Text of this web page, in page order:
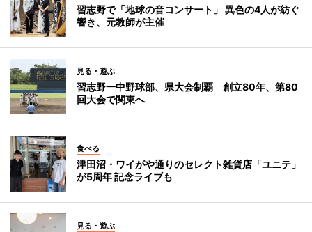
習志野で「地球の音コンサート」 異色の4人が紡ぐ
響き、元教師が主催
見る・遊ぶ
習志野一中野球部、県大会制覇 創立80年、第80
回大会で関東へ
食べる
津田沼・ワイがや通りのセレクト雑貨店「ユニテ」
が5周年 記念ライブも
見る・遊ぶ